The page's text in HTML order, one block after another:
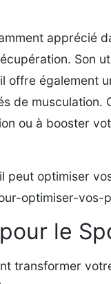
apprécié
Son
offre également
de
ou à booster
peut optimiser
optimiser-vos-
le
transformer